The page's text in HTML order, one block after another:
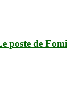
poste de Fomi